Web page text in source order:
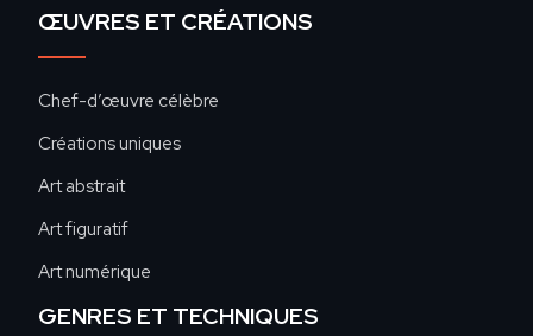
ŒUVRES ET CRÉATIONS
Chef-d’œuvre célèbre
Créations uniques
Art abstrait
Art figuratif
Art numérique
GENRES ET TECHNIQUES